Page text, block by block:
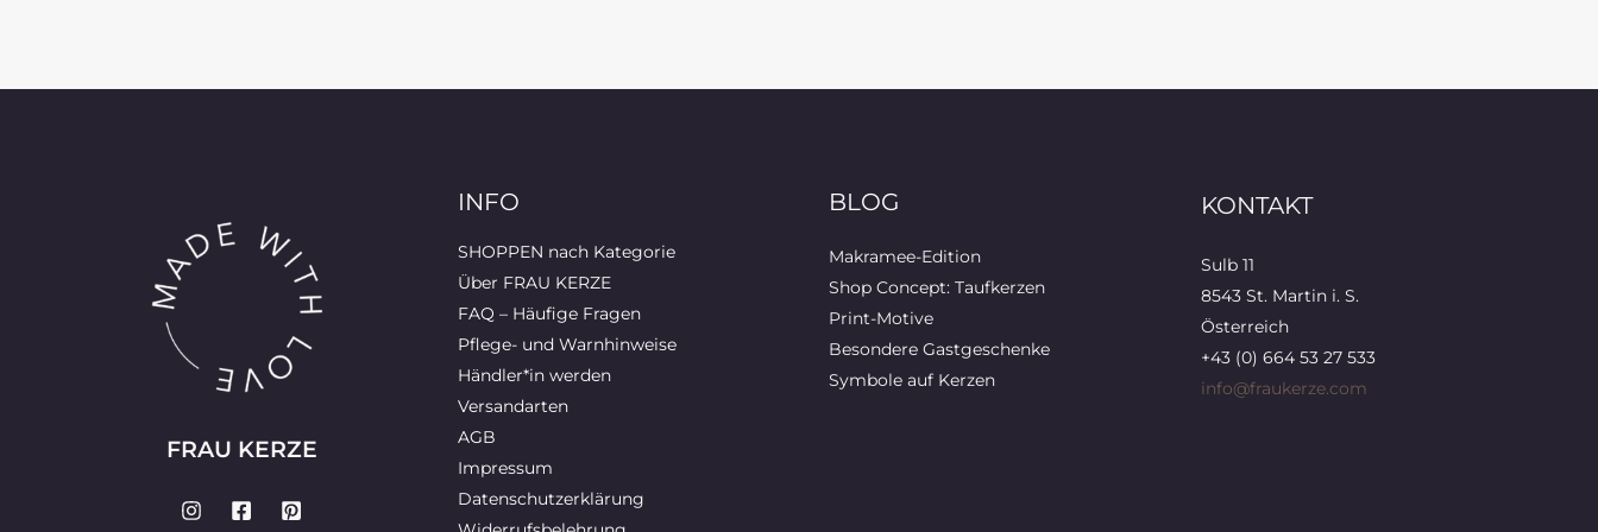
FRAU KERZE
INFO
SHOPPEN nach Kategorie
Über FRAU KERZE
FAQ – Häufige Fragen
Pflege- und Warnhinweise
Händler*in werden
Versandarten
AGB
Impressum
Datenschutzerklärung
BLOG
Makramee-Edition
Shop Concept: Taufkerzen
Print-Motive
Besondere Gastgeschenke
Symbole auf Kerzen
KONTAKT
Sulb 11
8543 St. Martin i. S.
Österreich
+43 (0) 664 53 27 533
info@fraukerze.com